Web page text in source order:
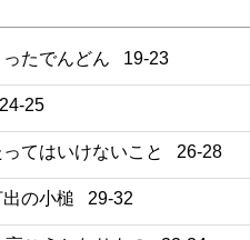
ったでんどん 19-23
25
ってはいけないこと 26-28
出の小槌 29-32